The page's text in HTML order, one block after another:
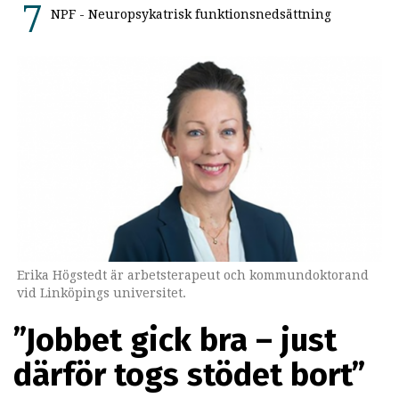
NPF - Neuropsykatrisk funktionsnedsättning
Erika Högstedt är arbetsterapeut och kommundoktorand
vid Linköpings universitet.
”Jobbet gick bra – just
därför togs stödet bort”